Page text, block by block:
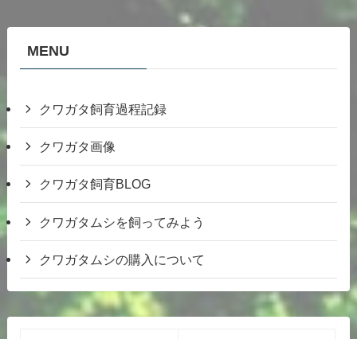
MENU
クワガタ飼育過程記録
クワガタ画像
クワガタ飼育BLOG
クワガタムシを飼ってみよう
クワガタムシの購入について